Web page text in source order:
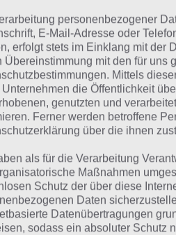
und Gold sammeln,
manchmal ziemlich
ist alles möglich und macht
of the Luftwaffe ist ein tolles
muss. Eine Schlacht
hoffentlich erfolgreich,
und kommt trotzdem
als kurzweiliges Spiel
erst gekauft werden muss
personenbezogener
E-Mail-Adresse oder
erfolgt stets im Einklang mit der
Übereinstimmung mit den für uns
Mittels
Unternehmen die Öffentlichkeit
genutzten und
Ferner werden betroffene
über die ihnen
als für die Verarbeitung
Maßnahmen
Schutz der über diese
Daten
Datenübertragungen
sodass ein absoluter Schutz